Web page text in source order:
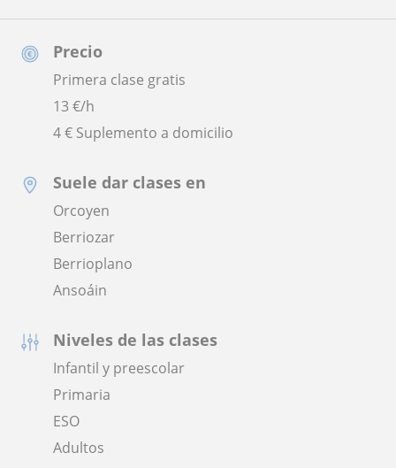
Precio
Primera clase gratis
13 €/h
4 € Suplemento a domicilio
Suele dar clases en
Orcoyen
Berriozar
Berrioplano
Ansoáin
Niveles de las clases
Infantil y preescolar
Primaria
ESO
Adultos